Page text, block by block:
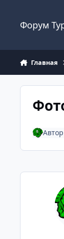
Форум
Главная
Автор